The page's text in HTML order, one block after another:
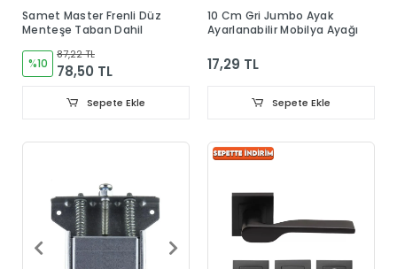
Samet Master Frenli Düz
Menteşe Taban Dahil
%10
87,22 TL
78,50 TL
Sepete Ekle
10 Cm Gri Jumbo Ayak
Ayarlanabilir Mobilya Ayağı
17,29 TL
Sepete Ekle